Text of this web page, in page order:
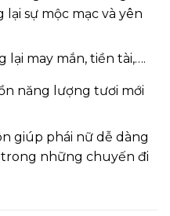
sự mộc mạc và yên
may mắn, tiền tài,….
năng lượng tươi mới
giúp phái nữ dễ dàng
trong những chuyến đi